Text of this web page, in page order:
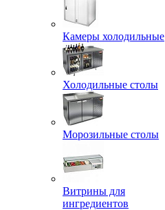
Камеры холодильные
Холодильные столы
Морозильные столы
Витрины для
ингредиентов